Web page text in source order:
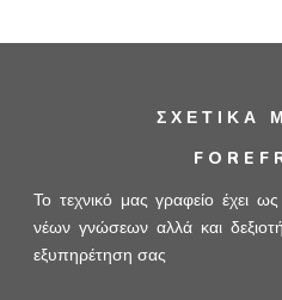
ΣΧΕΤΙΚΆ
Το τεχνικό μας γραφείο έχει
νέων γνώσεων αλλά και
εξυπηρέτηση σας